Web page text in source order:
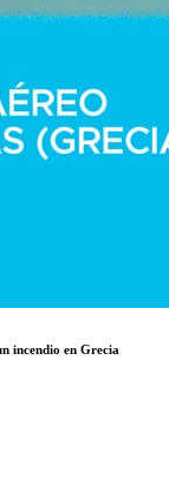
incendio en Grecia